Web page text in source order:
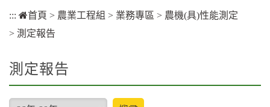
::: 首頁 > 農業工程組 > 業務專區 > 農機(具)性能測定
> 測定報告
測定報告